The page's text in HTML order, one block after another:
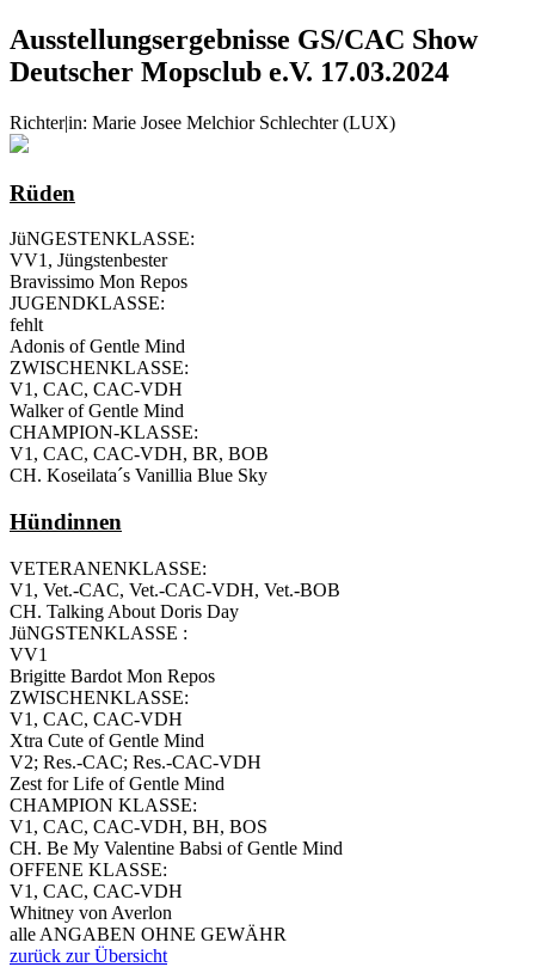
Ausstellungsergebnisse GS/CAC Show
Deutscher Mopsclub e.V. 17.03.2024
Richter|in: Marie Josee Melchior Schlechter (LUX)
Rüden
JüNGESTENKLASSE:
VV1, Jüngstenbester
Bravissimo Mon Repos
JUGENDKLASSE:
fehlt
Adonis of Gentle Mind
ZWISCHENKLASSE:
V1, CAC, CAC-VDH
Walker of Gentle Mind
CHAMPION-KLASSE:
V1, CAC, CAC-VDH, BR, BOB
CH. Koseilata´s Vanillia Blue Sky
Hündinnen
VETERANENKLASSE:
V1, Vet.-CAC, Vet.-CAC-VDH, Vet.-BOB
CH. Talking About Doris Day
JüNGSTENKLASSE :
VV1
Brigitte Bardot Mon Repos
ZWISCHENKLASSE:
V1, CAC, CAC-VDH
Xtra Cute of Gentle Mind
V2; Res.-CAC; Res.-CAC-VDH
Zest for Life of Gentle Mind
CHAMPION KLASSE:
V1, CAC, CAC-VDH, BH, BOS
CH. Be My Valentine Babsi of Gentle Mind
OFFENE KLASSE:
V1, CAC, CAC-VDH
Whitney von Averlon
alle ANGABEN OHNE GEWÄHR
zurück zur Übersicht